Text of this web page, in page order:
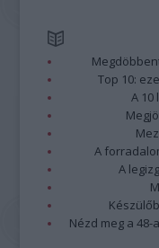
Top 10:
A
A
A
Nézd meg a